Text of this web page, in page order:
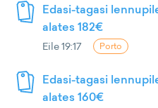
Edasi-tagasi
alates 182€
Eile 19:17 Porto
Edasi-tagasi
alates 160€